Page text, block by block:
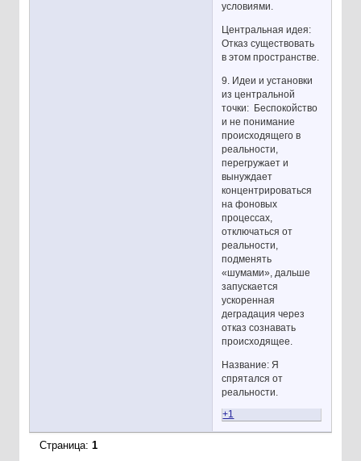
условиями.
Центральная идея:
Отказ существовать
в этом пространстве.
9. Идеи и установки
из центральной
точки: Беспокойство
и не понимание
происходящего в
реальности,
перегружает и
вынуждает
концентрироваться
на фоновых
процессах,
отключаться от
реальности,
подменять
«шумами», дальше
запускается
ускоренная
деградация через
отказ сознавать
происходящее.
Название: Я
спрятался от
реальности.
+1
Страница: 1